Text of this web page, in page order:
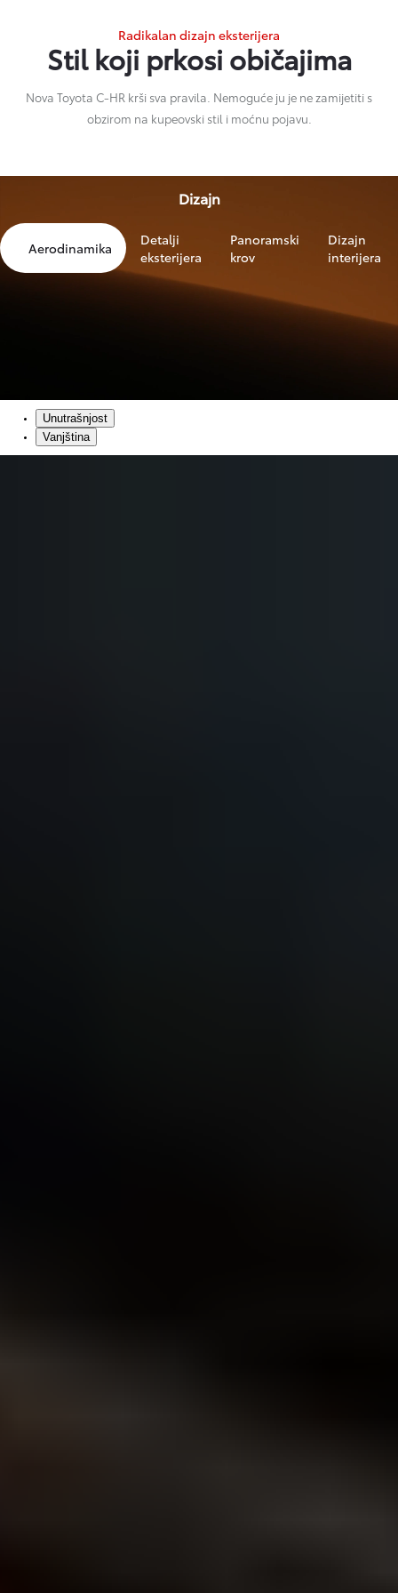
Radikalan dizajn eksterijera
Stil koji prkosi običajima
Nova Toyota C-HR krši sva pravila. Nemoguće ju je ne zamijetiti s
obzirom na kupeovski stil i moćnu pojavu.
Dizajn
Aerodinamika
Detalji
eksterijera
Panoramski
krov
Dizajn
interijera
Unutrašnjost
Vanjština